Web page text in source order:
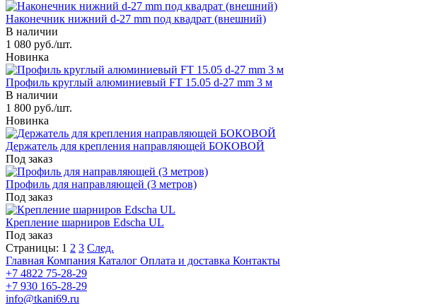
Наконечник нижний d-27 mm под квадрат (внешний)
В наличии
1 080 руб./шт.
Новинка
Профиль круглый алюминиевый FT 15.05 d-27 mm 3 м
В наличии
1 800 руб./шт.
Новинка
Держатель для крепления направляющей БОКОВОЙ
Под заказ
Профиль для направляющей (3 метров)
Под заказ
Крепление шарниров Edscha UL
Под заказ
Страницы: 1 2 3 След.
Главная Компания Каталог Оплата и доставка Контакты
+7 4822 75-28-29
+7 930 165-28-29
info@tkani69.ru